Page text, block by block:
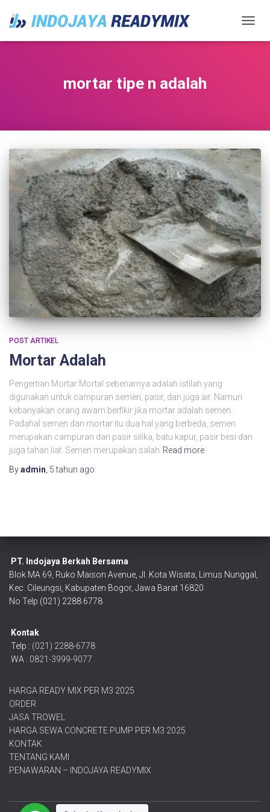
mortar tipe n adalah
POST ARTIKEL
Mortar Adalah
Pengertian Mortar Mortal sebenarnya adalah istilah yang
digunakan untuk campuran semen, pasir, dan juga air. Namun
kebanyakan orang awam berfikir jika mortar adalah semen.
Padahal semen dan mortar itu dua hal yang berbeda, semen
merupakan campuran dari pasir silika, batu kapur, pasir besi dan
juga tahan liat. Semen merupakan salah Read more
Byadmin 5 tahun ago
PT. Indojaya Berkah Bersama
Blok MA 69, Ruko Maison Avenue, Jl. Kota Wisata, Limus Nunggal,
Kec. Cileungsi, Kabupaten Bogor, Jawa Barat 16820
No Telp (021) 2288 6778
Kontak
Telp : (021) 2288-6778
.WA : 0821-3999-9077
HARGA READY MIX PER M3 2025
ORDER
JASA TROWEL
HARGA SEWA CONCRETE PUMP PER M3 2025
KONTAK
TENTANG KAMI
PENAWARAN – INDOJAYA READYMIX